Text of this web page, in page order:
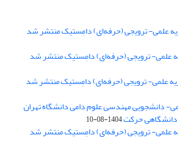
علمی- ترویجی (حرفه‌ای) دامِستیک منتشر شد
علمی- ترویجی (حرفه‌ای) دامِستیک منتشر شد
علمی- ترویجی (حرفه‌ای) دامِستیک منتشر شد
دانشجویی مهندسی علوم دامی دانشگاه تهران
حرکت1404-08-10
علمی- ترویجی (حرفه‌ای) دامِستیک منتشر شد